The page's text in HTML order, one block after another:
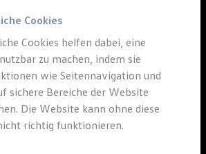
Leasing
Leasing
ohne Anzahlung
mit Schlussrate
und Garantien
Cookies
Cookies helfen dabei, eine
zu machen, indem sie
wie Seitennavigation und
sichere Bereiche der Website
Die Website kann ohne diese
richtig funktionieren.